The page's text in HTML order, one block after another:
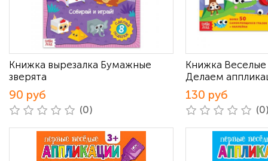
Книжка вырезалка Бумажные
зверята
90 руб
(0)
Книжка Веселые
Делаем
130 руб